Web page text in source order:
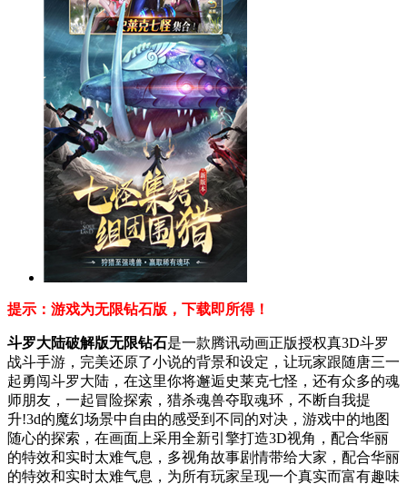
提示：游戏为无限钻石版 ，下载即所得！
斗罗大陆破解版无限钻石是一款腾讯动画正版授权真3D斗罗
战斗手游，完美还原了小说的背景和设定，让玩家跟随唐三一
起勇闯斗罗大陆，在这里你将邂逅史莱克七怪，还有众多的魂
师朋友，一起冒险探索，猎杀魂兽夺取魂环，不断自我提
升!3d的魔幻场景中自由的感受到不同的对决，游戏中的地图
随心的探索，在画面上采用全新引擎打造3D视角，配合华丽
的特效和实时太难气息，多视角故事剧情带给大家，配合华丽
的特效和实时太难气息，为所有玩家呈现一个真实而富有趣味